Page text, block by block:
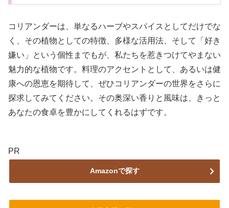
コリアンダーは、単なるハーブやスパイスとしてだけでな
く、その植物としての特徴、多様な活用法、そして「好き
嫌い」という個性までもが、私たちを惹きつけてやまない
魅力的な植物です。料理のアクセントとして、あるいは健
康への恩恵を期待して、ぜひコリアンダーの世界をさらに
探求してみてください。その奥深い香りと風味は、きっと
あなたの食卓を豊かにしてくれるはずです。
PR
Amazonで探す